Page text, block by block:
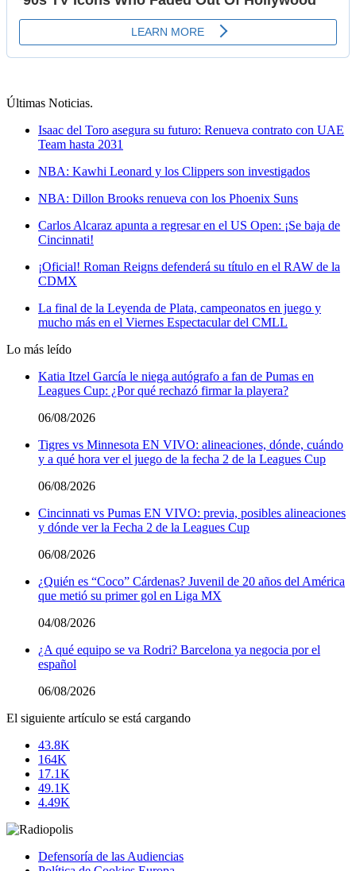
Últimas Noticias.
Isaac del Toro asegura su futuro: Renueva contrato con UAE
Team hasta 2031
NBA: Kawhi Leonard y los Clippers son investigados
NBA: Dillon Brooks renueva con los Phoenix Suns
Carlos Alcaraz apunta a regresar en el US Open: ¡Se baja de
Cincinnati!
¡Oficial! Roman Reigns defenderá su título en el RAW de la
CDMX
La final de la Leyenda de Plata, campeonatos en juego y
mucho más en el Viernes Espectacular del CMLL
Lo más leído
Katia Itzel García le niega autógrafo a fan de Pumas en
Leagues Cup: ¿Por qué rechazó firmar la playera?
06/08/2026
Tigres vs Minnesota EN VIVO: alineaciones, dónde, cuándo
y a qué hora ver el juego de la fecha 2 de la Leagues Cup
06/08/2026
Cincinnati vs Pumas EN VIVO: previa, posibles alineaciones
y dónde ver la Fecha 2 de la Leagues Cup
06/08/2026
¿Quién es “Coco” Cárdenas? Juvenil de 20 años del América
que metió su primer gol en Liga MX
04/08/2026
¿A qué equipo se va Rodri? Barcelona ya negocia por el
español
06/08/2026
El siguiente artículo se está cargando
43.8K
164K
17.1K
49.1K
4.49K
Defensoría de las Audiencias